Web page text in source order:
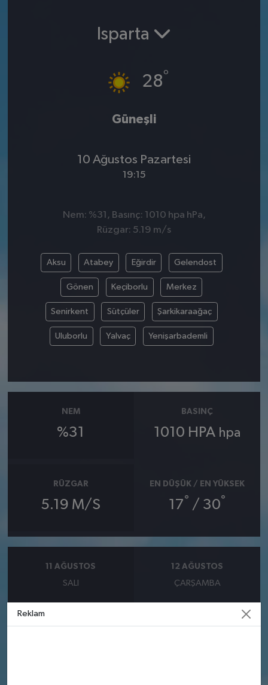
Isparta
28°
Güneşli
10 Ağustos Pazartesi
19:15
Nem: %31, Basınç: 1010 hpa hPa,
Rüzgar: 5.19 m/s
Aksu Atabey Eğirdir Gelendost
Gönen Keçiborlu Merkez
Senirkent Sütçüler Şarkikaraağaç
Uluborlu Yalvaç Yenişarbademli
NEM
%31
BASINÇ
1010 HPA hpa
RÜZGAR
5.19 M/S
EN DÜŞÜK / EN YÜKSEK
17° / 30°
11 AĞUSTOS
SALI
12 AĞUSTOS
ÇARŞAMBA
Reklam